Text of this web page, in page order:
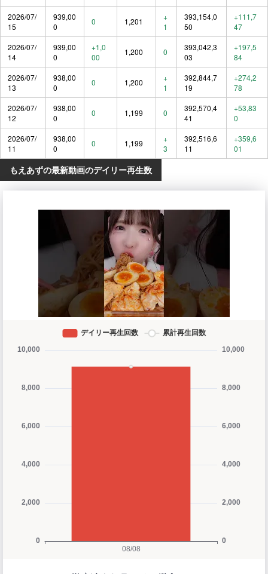
2026/07/
15
939,00
0
0 1,201
+
1
393,154,0
50
+111,7
47
2026/07/
14
939,00
0
+1,0
00
1,200 0
393,042,3
03
+197,5
84
2026/07/
13
938,00
0
0 1,200
+
1
392,844,7
19
+274,2
78
2026/07/
12
938,00
0
0 1,199 0
392,570,4
41
+53,83
0
2026/07/
11
938,00
0
0 1,199
+
3
392,516,6
11
+359,6
01
もえあずの最新動画のデイリー再生数